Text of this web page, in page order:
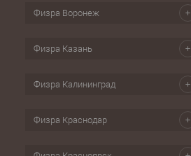
Физра Воронеж
Физра Казань
Физра Калининград
Физра Краснодар